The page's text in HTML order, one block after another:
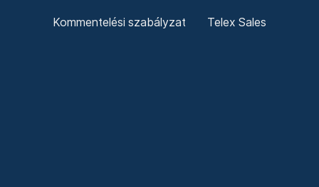
Kommentelési szabályzat Telex Sales